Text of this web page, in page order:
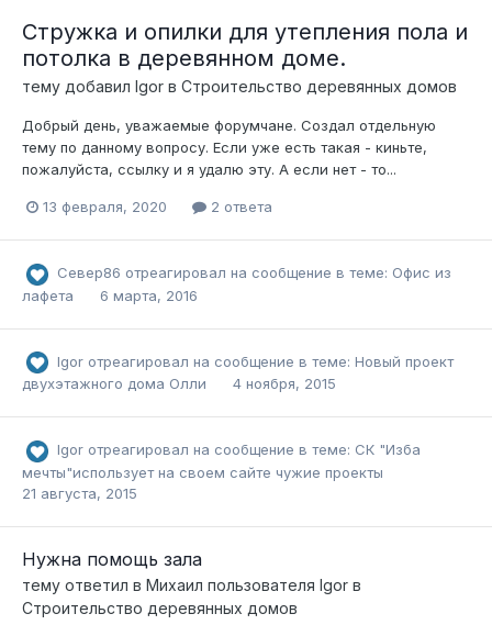
Стружка и опилки для утепления пола и
потолка в деревянном доме.
тему добавил Igor в Строительство деревянных домов
Добрый день, уважаемые форумчане. Создал отдельную
тему по данному вопросу. Если уже есть такая - киньте,
пожалуйста, ссылку и я удалю эту. А если нет - то...
13 февраля, 2020 2 ответа
Север86 отреагировал на сообщение в теме: Офис из
лафета
6 марта, 2016
Igor отреагировал на сообщение в теме: Новый проект
двухэтажного дома Олли
4 ноября, 2015
Igor отреагировал на сообщение в теме: СК "Изба
мечты"использует на своем сайте чужие проекты
21 августа, 2015
Нужна помощь зала
тему ответил в Михаил пользователя Igor в
Строительство деревянных домов